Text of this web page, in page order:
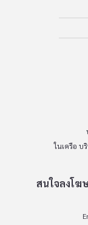
ในเครือ บ
สนใจลงโฆ